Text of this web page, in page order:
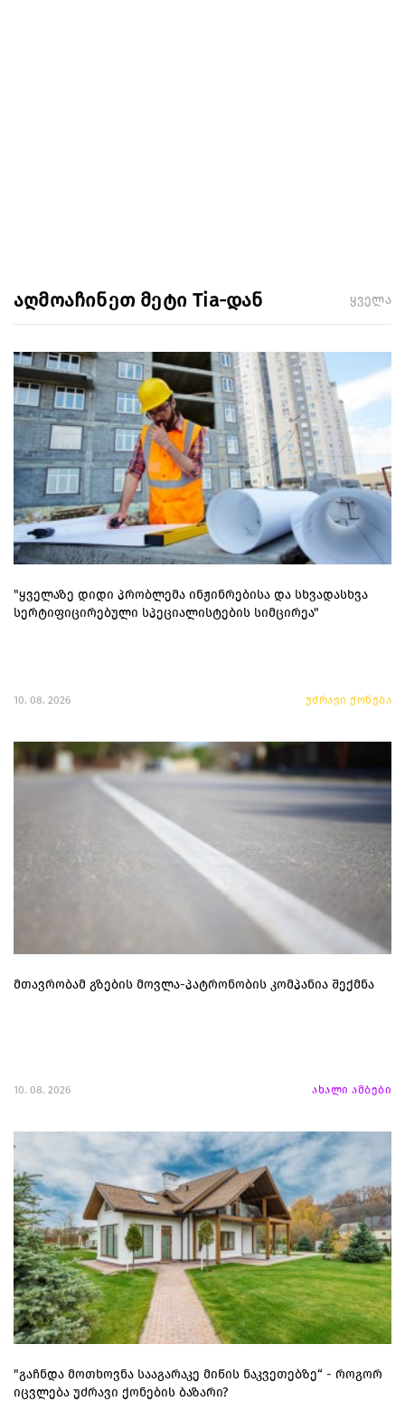
აღმოაჩინეთ მეტი Tia-დან ყველა
"ყველაზე დიდი პრობლემა ინჟინრებისა და სხვადასხვა
სერტიფიცირებული სპეციალისტების სიმცირეა"
10. 08. 2026 უძრავი ქონება
მთავრობამ გზების მოვლა-პატრონობის კომპანია შექმნა
10. 08. 2026 ახალი ამბები
"გაჩნდა მოთხოვნა სააგარაკე მიწის ნაკვეთებზე“ - როგორ
იცვლება უძრავი ქონების ბაზარი?